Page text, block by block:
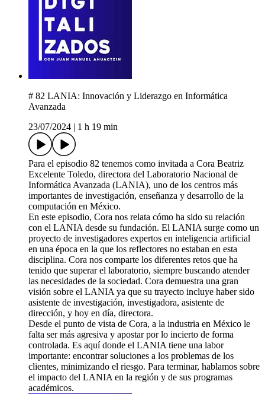
# 82 LANIA: Innovación y Liderazgo en Informática
Avanzada
23/07/2024
1 h 19 min
Para el episodio 82 tenemos como invitada a Cora Beatriz
Excelente Toledo, directora del Laboratorio Nacional de
Informática Avanzada (LANIA), uno de los centros más
importantes de investigación, enseñanza y desarrollo de la
computación en México.
En este episodio, Cora nos relata cómo ha sido su relación
con el LANIA desde su fundación. El LANIA surge como un
proyecto de investigadores expertos en inteligencia artificial
en una época en la que los reflectores no estaban en esta
disciplina. Cora nos comparte los diferentes retos que ha
tenido que superar el laboratorio, siempre buscando atender
las necesidades de la sociedad. Cora demuestra una gran
visión sobre el LANIA ya que su trayecto incluye haber sido
asistente de investigación, investigadora, asistente de
dirección, y hoy en día, directora.
Desde el punto de vista de Cora, a la industria en México le
falta ser más agresiva y apostar por lo incierto de forma
controlada. Es aquí donde el LANIA tiene una labor
importante: encontrar soluciones a los problemas de los
clientes, minimizando el riesgo. Para terminar, hablamos sobre
el impacto del LANIA en la región y de sus programas
académicos.